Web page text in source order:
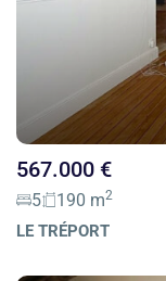
567.000 €
5 190 m2
LE TRÉPORT